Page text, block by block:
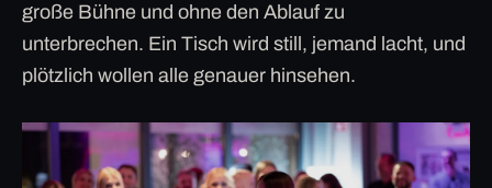
große Bühne und ohne den Ablauf zu
unterbrechen. Ein Tisch wird still, jemand lacht, und
plötzlich wollen alle genauer hinsehen.